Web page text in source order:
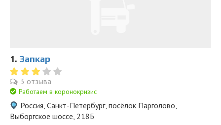
1. Запкар
3 отзыва
Работаем в коронокризис
Россия, Санкт-Петербург, посёлок Парголово,
Выборгское шоссе, 218Б